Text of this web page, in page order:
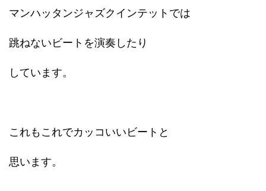
マンハッタンジャズクインテットでは
跳ねないビートを演奏したり
しています。
これもこれでカッコいいビートと
思います。